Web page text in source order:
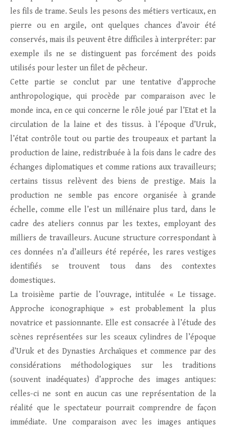
les fils de trame. Seuls les pesons des métiers verticaux, en
pierre ou en argile, ont quelques chances d’avoir été
conservés, mais ils peuvent être difficiles à interpréter: par
exemple ils ne se distinguent pas forcément des poids
utilisés pour lester un filet de pêcheur.
Cette partie se conclut par une tentative d’approche
anthropologique, qui procède par comparaison avec le
monde inca, en ce qui concerne le rôle joué par l’Etat et la
circulation de la laine et des tissus. à l’époque d’Uruk,
l’état contrôle tout ou partie des troupeaux et partant la
production de laine, redistribuée à la fois dans le cadre des
échanges diplomatiques et comme rations aux travailleurs;
certains tissus relèvent des biens de prestige. Mais la
production ne semble pas encore organisée à grande
échelle, comme elle l’est un millénaire plus tard, dans le
cadre des ateliers connus par les textes, employant des
milliers de travailleurs. Aucune structure correspondant à
ces données n’a d’ailleurs été repérée, les rares vestiges
identifiés se trouvent tous dans des contextes
domestiques.
La troisième partie de l’ouvrage, intitulée « Le tissage.
Approche iconographique » est probablement la plus
novatrice et passionnante. Elle est consacrée à l’étude des
scènes représentées sur les sceaux cylindres de l’époque
d’Uruk et des Dynasties Archaïques et commence par des
considérations méthodologiques sur les traditions
(souvent inadéquates) d’approche des images antiques:
celles-ci ne sont en aucun cas une représentation de la
réalité que le spectateur pourrait comprendre de façon
immédiate. Une comparaison avec les images antiques